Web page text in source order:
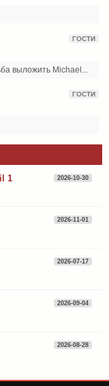
ГОСТИ
выложить Michael...
ГОСТИ
1 2026-10-30
2026-11-01
2026-07-17
2026-09-04
2026-08-28